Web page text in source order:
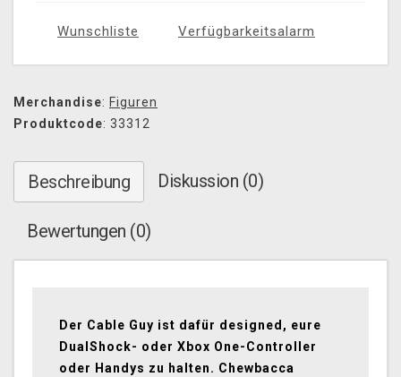
Wunschliste Verfügbarkeitsalarm
Merchandise: Figuren
Produktcode: 33312
Beschreibung Diskussion (0)
Bewertungen (0)
Der Cable Guy ist dafür designed, eure
DualShock- oder Xbox One-Controller
oder Handys zu halten. Chewbacca